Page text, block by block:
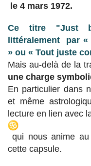
le 4 mars 1972.
Ce titre "Just
littéralement par «
» ou « Tout juste
Mais au-delà de la
une charge
En particulier dans
et même
lecture en lien avec
qui nous anime
cette capsule.